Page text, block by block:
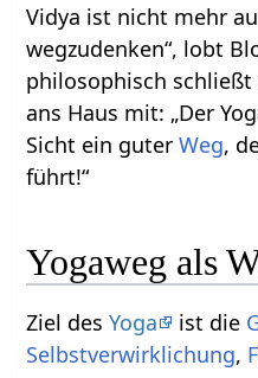
Vidya ist nicht mehr
wegzudenken“, lobt
philosophisch schließt
ans Haus mit: „Der
Sicht ein guterWeg,
führt!“
Yogaweg als
Ziel desYoga ist die
Selbstverwirklichung,